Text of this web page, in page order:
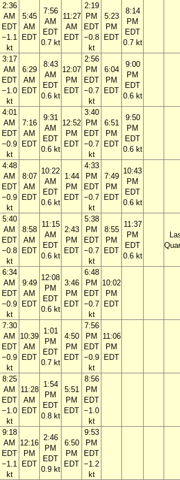
2:36
AM
EDT
−1.1
kt
5:45
AM
EDT
7:56
AM
EDT
0.7 kt
11:27
AM
EDT
2:19
PM
EDT
−0.8
kt
5:23
PM
EDT
8:14
PM
EDT
0.7 kt
3:17
AM
EDT
−1.0
kt
6:29
AM
EDT
8:43
AM
EDT
0.6 kt
12:07
PM
EDT
2:56
PM
EDT
−0.7
kt
6:04
PM
EDT
9:00
PM
EDT
0.6 kt
4:01
AM
EDT
−0.9
kt
7:16
AM
EDT
9:31
AM
EDT
0.6 kt
12:52
PM
EDT
3:40
PM
EDT
−0.7
kt
6:51
PM
EDT
9:50
PM
EDT
0.6 kt
4:48
AM
EDT
−0.9
kt
8:07
AM
EDT
10:22
AM
EDT
0.6 kt
1:44
PM
EDT
4:33
PM
EDT
−0.7
kt
7:49
PM
EDT
10:43
PM
EDT
0.6 kt
5:40
AM
EDT
−0.8
kt
8:58
AM
EDT
11:15
AM
EDT
0.6 kt
2:43
PM
EDT
5:38
PM
EDT
−0.7
kt
8:55
PM
EDT
11:37
PM
EDT
0.6 kt
6:34
AM
EDT
−0.9
kt
9:49
AM
EDT
12:08
PM
EDT
0.6 kt
3:46
PM
EDT
6:48
PM
EDT
−0.7
kt
10:02
PM
EDT
7:30
AM
EDT
−0.9
kt
10:39
AM
EDT
1:01
PM
EDT
0.7 kt
4:50
PM
EDT
7:56
PM
EDT
−0.9
kt
11:06
PM
EDT
8:25
AM
EDT
−1.0
kt
11:28
AM
EDT
1:54
PM
EDT
0.8 kt
5:51
PM
EDT
8:56
PM
EDT
−1.0
kt
9:18
AM
EDT
−1.1
kt
12:16
PM
EDT
2:46
PM
EDT
0.9 kt
6:50
PM
EDT
9:53
PM
EDT
−1.2
kt